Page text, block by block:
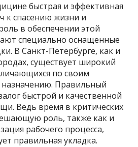
быстрая и эффективная
спасению жизни и
в обеспечении этой
специально оснащенные
В Санкт-Петербурге, как и
существует широкий
по своим
назначению. Правильный
быстрой и качественной
Ведь время в критических
роль, также как и
рабочего процесса,
правильная укладка.